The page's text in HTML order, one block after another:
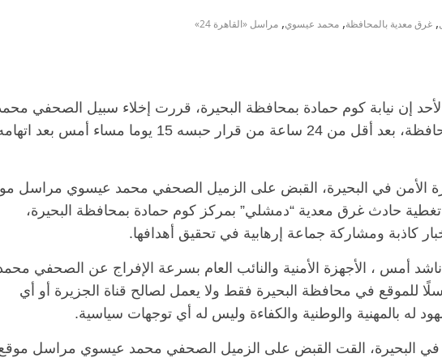
, غرق معدية بالمحافظة, محمد عيسوي, مراسل «القاهرة 24»
القاهرة 24 اليوم الأحد إن نيابة كوم حمادة بمحافظة البحيرة، قررت إخلاء سبيل الصحفي
عيسوي مراسل الموقع بالمحافظة، بعد أقل من 24 ساعة من قرار حبسه 15 يوما مساء أمس بعد
الأمن في البحيرة، القبض على الزميل الصحفي محمد عيسوي مراسل
أثناء تغطية حادث غرق معدية “دمشلي” بمركز كوم حمادة بمحافظة البحيرة،
كاذبة ومشاركة جماعة إرهابية في تحقيق أهدافها.
“القاهرة 24” قد ناشد أمس ، الأجهزة الأمنية والنائب العام بسرعة الإفراج عن الصحفي
للموقع في محافظة البحيرة فقط ولا يعمل لصالح قناة الجزيرة أو أي
بالمهنية والوطنية والكفاءة وليس له أي توجهات سياسية.
في البحيرة، القت القبض على الزميل الصحفي محمد عيسوي مراسل
الرئيسية
مقعد شاغر على مائدة الإفطار..
حسين عبدالهادي فارس مقاومة
الخصخصة الذي دافع عن المال
21 فبراير، 2026
الرئيسية مصر ناس وناس
ذكرى رحيله.. د. نور فرحات فقيه
دافع عن قضايا الوطن وانحاز
26 يناير، 2026